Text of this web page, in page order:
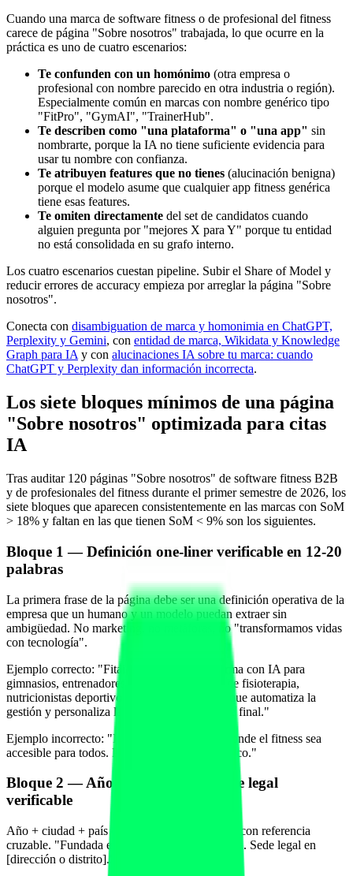
Cuando una marca de software fitness o de profesional del fitness
carece de página "Sobre nosotros" trabajada, lo que ocurre en la
práctica es uno de cuatro escenarios:
Te confunden con un homónimo (otra empresa o
profesional con nombre parecido en otra industria o región).
Especialmente común en marcas con nombre genérico tipo
"FitPro", "GymAI", "TrainerHub".
Te describen como "una plataforma" o "una app" sin
nombrarte, porque la IA no tiene suficiente evidencia para
usar tu nombre con confianza.
Te atribuyen features que no tienes (alucinación benigna)
porque el modelo asume que cualquier app fitness genérica
tiene esas features.
Te omiten directamente del set de candidatos cuando
alguien pregunta por "mejores X para Y" porque tu entidad
no está consolidada en su grafo interno.
Los cuatro escenarios cuestan pipeline. Subir el Share of Model y
reducir errores de accuracy empieza por arreglar la página "Sobre
nosotros".
Conecta con disambiguation de marca y homonimia en ChatGPT,
Perplexity y Gemini, con entidad de marca, Wikidata y Knowledge
Graph para IAy con alucinaciones IA sobre tu marca: cuando
ChatGPT y Perplexity dan información incorrecta.
Los siete bloques mínimos de una página
"Sobre nosotros" optimizada para citas
IA
Tras auditar 120 páginas "Sobre nosotros" de software fitness B2B
y de profesionales del fitness durante el primer semestre de 2026, los
siete bloques que aparecen consistentemente en las marcas con SoM
> 18% y faltan en las que tienen SoM < 9% son los siguientes.
Bloque 1 — Definición one-liner verificable en 12-20
palabras
La primera frase de la página debe ser una definición operativa de la
empresa que un humano y un modelo puedan extraer sin
ambigüedad. No marketing, no metáforas, no "transformamos vidas
con tecnología".
Ejemplo correcto: "Fitai Labs es una plataforma con IA para
gimnasios, entrenadores personales, clínicas de fisioterapia,
nutricionistas deportivos y estudios boutique que automatiza la
gestión y personaliza la experiencia del cliente final."
Ejemplo incorrecto: "Imaginamos un futuro donde el fitness sea
accesible para todos. Por eso creamos algo único."
Bloque 2 — Año de fundación y sede legal
verificable
Año + ciudad + país en frase corta, idealmente con referencia
cruzable. "Fundada en 2024 en Madrid, España. Sede legal en
[dirección o distrito]."